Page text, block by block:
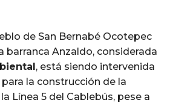
de San Bernabé Ocotepec
barranca Anzaldo, considerada
, está siendo intervenida
la construcción de la
Línea 5 del Cablebús, pese a